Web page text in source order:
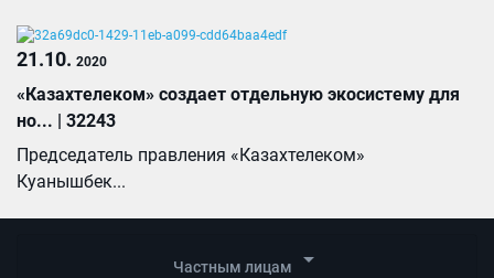
21.10. 2020
«Казахтелеком» создает отдельную экосистему для
но... | 32243
Председатель правления «Казахтелеком»
Куанышбек...
Частным лицам arrow_drop_down